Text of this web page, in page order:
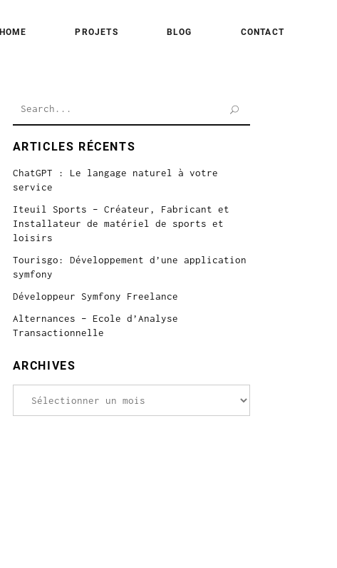
HOME PROJETS BLOG CONTACT
ARTICLES RÉCENTS
ChatGPT : Le langage naturel à votre
service
Iteuil Sports – Créateur, Fabricant et
Installateur de matériel de sports et
loisirs
Tourisgo: Développement d’une application
symfony
Développeur Symfony Freelance
Alternances – Ecole d’Analyse
Transactionnelle
ARCHIVES